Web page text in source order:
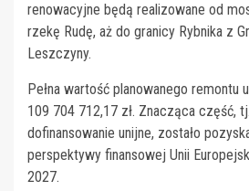
renowacyjne będą realizowane od
rzekę Rudę, aż do granicy Rybnika z
Leszczyny.
Pełna wartość planowanego remontu
109 704 712,17 zł. Znacząca część,
dofinansowanie unijne, zostało
perspektywy finansowej Unii
2027.